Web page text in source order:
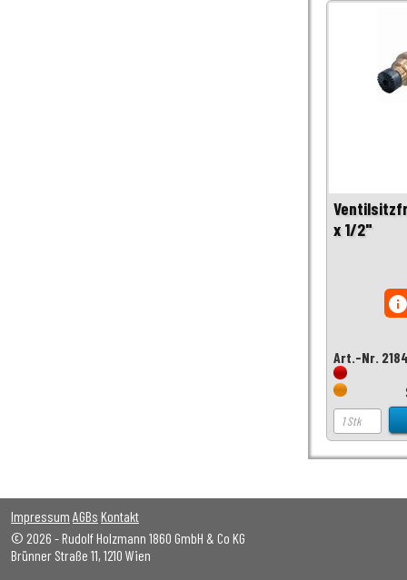
x 1/2"
Art.-Nr.
Impressum AGBs Kontakt
© 2026 - Rudolf Holzmann 1860 GmbH & Co KG
Brünner Straße 11, 1210 Wien